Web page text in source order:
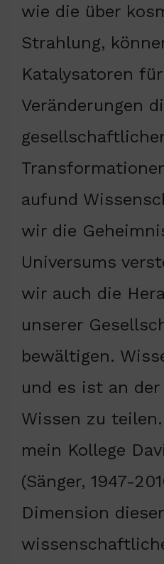
wie die über
Strahlung,
Katalysatoren
Veränderungen
aufund
wir die
Universums
wir auch die
unserer
bewältigen.
und es ist an der
Wissen zu
mein Kollege
(Sänger, 1947-
Dimension dieser